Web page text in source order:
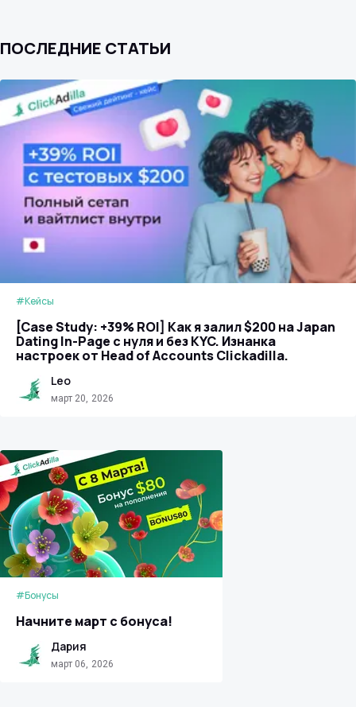
ПОСЛЕДНИЕ СТАТЬИ
#Кейсы
[Case Study: +39% ROI] Как я залил $200 на Japan
Dating In-Page с нуля и без KYC. Изнанка
настроек от Head of Accounts Clickadilla.
Leo
март 20, 2026
#Бонусы
Начните март с бонуса!
Дария
март 06, 2026